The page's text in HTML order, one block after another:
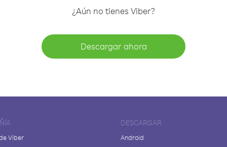
¿Aún no tienes Viber?
Descargar ahora
Viber
DESCARGAR
Android